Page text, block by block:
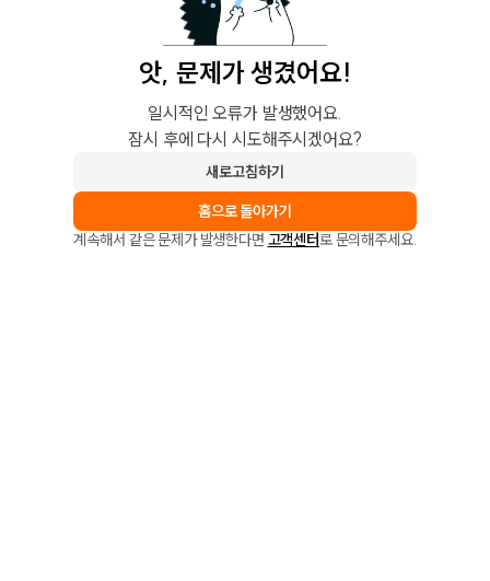
앗, 문제가 생겼어요!
일시적인 오류가 발생했어요.
잠시 후에 다시 시도해주시겠어요?
새로고침하기
홈으로 돌아가기
계속해서 같은 문제가 발생한다면 고객센터로 문의해주세요.